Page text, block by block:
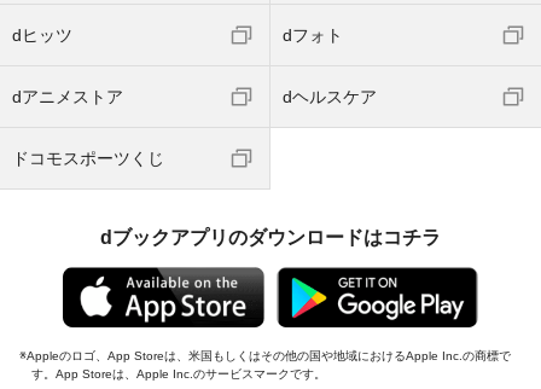
dヒッツ dフォト
dアニメストア dヘルスケア
ドコモスポーツくじ
dブックアプリのダウンロードはコチラ
Appleのロゴ、App Storeは、米国もしくはその他の国や地域におけるApple Inc.の商標で
す。App Storeは、Apple Inc.のサービスマークです。